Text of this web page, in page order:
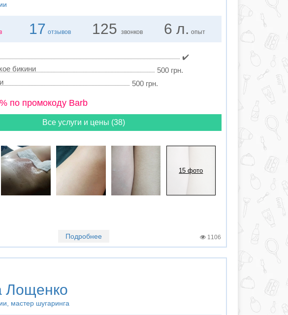
17 отзывов 125 звонков 6 л. опыт
✔️
бикини
500 грн.
500 грн.
по промокоду Barb
Все услуги и цены (38)
15 фото
Подробнее 1106
Лощенко
мастер шугаринга